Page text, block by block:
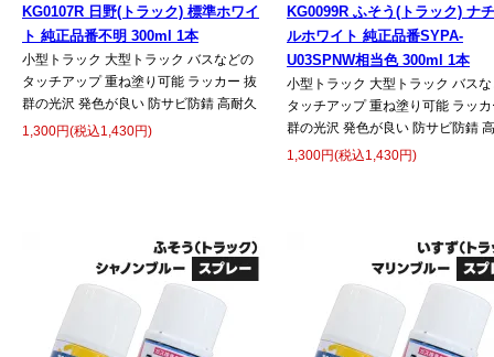
KG0107R 日野(トラック) 標準ホワイ
ト 純正品番不明 300ml 1本
小型トラック 大型トラック バスなどの
タッチアップ 重ね塗り可能 ラッカー 抜
群の光沢 発色が良い 防サビ防錆 高耐久
1,300円(税込1,430円)
KG0099R ふそう(トラック) ナ
ルホワイト 純正品番SYPA-
U03SPNW相当色 300ml 1本
小型トラック 大型トラック バス
タッチアップ 重ね塗り可能 ラッ
群の光沢 発色が良い 防サビ防錆
1,300円(税込1,430円)